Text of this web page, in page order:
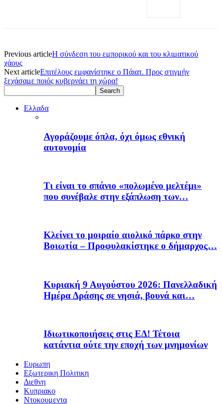
Previous articleΗ σύνδεση του εμπορικού και του κλιματικού
χάους
Next articleΕπιτέλους εμφανίστηκε ο Πάιατ. Προς στιγμήν
ξεχάσαμε ποιός κυβερνάει τη χώρα!
Ελλαδα
Αγοράζουμε όπλα, όχι όμως εθνική
αυτονομία
Τι είναι το σπάνιο «πολωμένο μελτέμι»
που συνέβαλε στην εξάπλωση των…
Κλείνει το μοιραίο αιολικό πάρκο στην
Βοιωτία – Προφυλακίστηκε ο δήμαρχος…
Κυριακή 9 Αυγούστου 2026: Πανελλαδική
Ημέρα Δράσης σε νησιά, βουνά και…
Ιδιωτικοποιήσεις στις ΕΔ! Τέτοια
κατάντια ούτε την εποχή των μνημονίων
Ευρωπη
Εξωτερικη Πολιτικη
Διεθνη
Κυπριακο
Ντοκουμεντα